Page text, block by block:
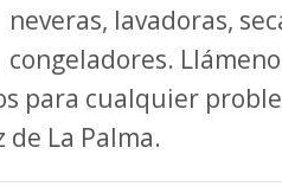
neveras, lavadoras,
congeladores.
para cualquier
de La Palma.